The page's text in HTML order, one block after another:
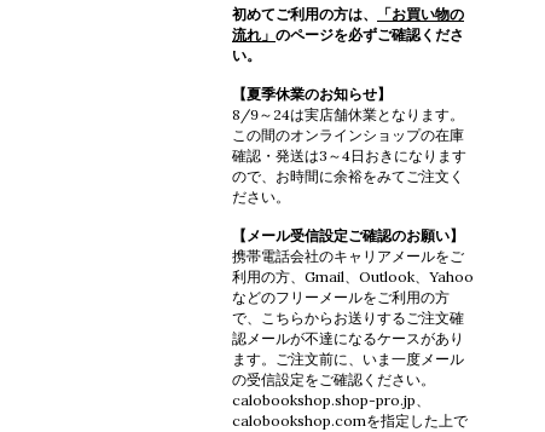
初めてご利用の方は、
「お買い物の
流れ」 のページを必ずご確認くださ
い。
【夏季休業のお知らせ】
8/9～24は実店舗休業となります。
この間のオンラインショップの在庫
確認・発送は3～4日おきになります
ので、お時間に余裕をみてご注文く
ださい。
【メール受信設定ご確認のお願い】
携帯電話会社のキャリアメールをご
利用の方、Gmail、Outlook、Yahoo
などのフリーメールをご利用の方
で、こちらからお送りするご注文確
認メールが不達になるケースがあり
ます。ご注文前に、いま一度メール
の受信設定をご確認ください。
calobookshop.shop-pro.jp、
calobookshop.comを指定した上で